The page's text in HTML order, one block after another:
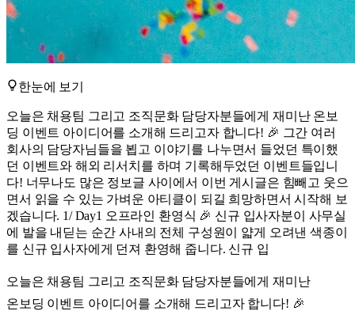
한눈에 보기
오늘은 채용팀 그리고 조직문화 담당자분들에게 재미난 온보
딩 이벤트 아이디어를 소개해 드리고자 합니다! 🎉 그간 여러
회사의 담당자님들을 뵙고 이야기를 나누면서 들었던 특이했
던 이벤트와 해외 리서치를 하며 기록해두었던 이벤트들입니
다! 너무나도 많은 정보글 사이에서 이번 게시글은 힘빼고 웃으
면서 읽을 수 있는 가벼운 아티클이 되길 희망하면서 시작해 보
겠습니다. 1/ Day1 오프라인 환영식 🎉 신규 입사자분이 사무실
에 발을 내딛는 순간 사내의 전체 구성원이 얇게 오려낸 색종이
를 신규 입사자에게 던져 환영해 줍니다. 신규 입
오늘은 채용팀 그리고 조직문화 담당자분들에게 재미난
온보딩 이벤트 아이디어를 소개해 드리고자 합니다! 🎉